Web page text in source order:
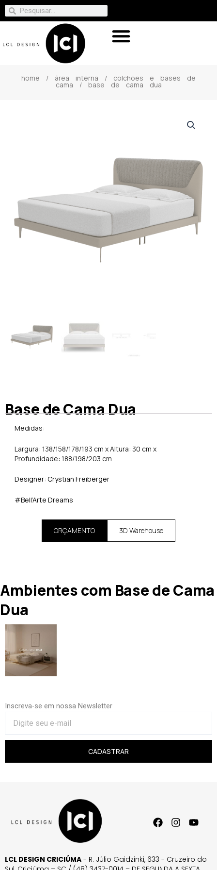
home / área interna / colchões e bases de
cama / base de cama dua
Base de Cama Dua
Medidas:
Largura: 138/158/178/193 cm x Altura: 30 cm x
Profundidade: 188/198/203 cm
Designer: Crystian Freiberger
#Bell’Arte Dreams
ORÇAMENTO 3D Warehouse
Ambientes com Base de Cama
Dua
Inscreva-se em nossa Newsletter
CADASTRAR
LCL DESIGN CRICIÚMA - R. Júlio Gaidzinki, 633 - Cruzeiro do